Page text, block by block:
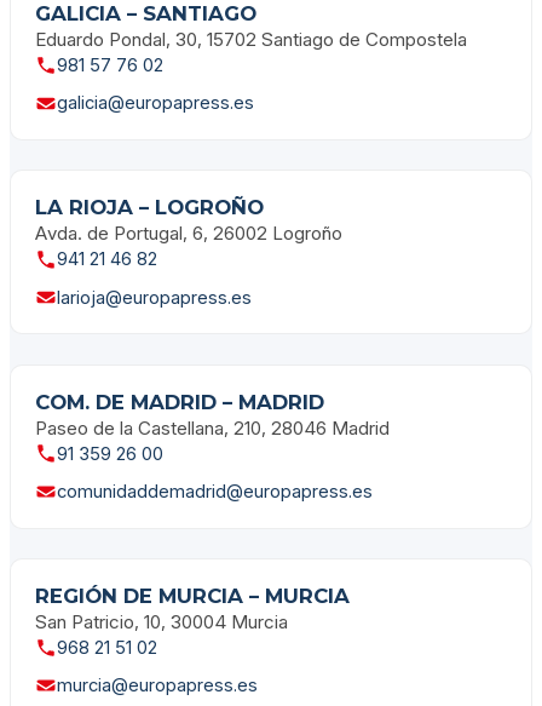
GALICIA – SANTIAGO
Eduardo Pondal, 30, 15702 Santiago de Compostela
981 57 76 02
galicia@europapress.es
LA RIOJA – LOGROÑO
Avda. de Portugal, 6, 26002 Logroño
941 21 46 82
larioja@europapress.es
COM. DE MADRID – MADRID
Paseo de la Castellana, 210, 28046 Madrid
91 359 26 00
comunidaddemadrid@europapress.es
REGIÓN DE MURCIA – MURCIA
San Patricio, 10, 30004 Murcia
968 21 51 02
murcia@europapress.es